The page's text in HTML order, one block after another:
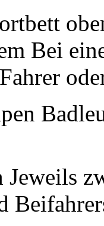
Bei
Jeweils